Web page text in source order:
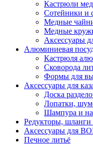
Кастрюли
Сотейники и
Медные
Медные
Аксессуары
Алюминиевая
Кастрюля
Сковорода
Формы для
Аксессуары для
Доска
Лопатки,
Шампура и
Редукторы,
Аксессуары для
Печное литьё